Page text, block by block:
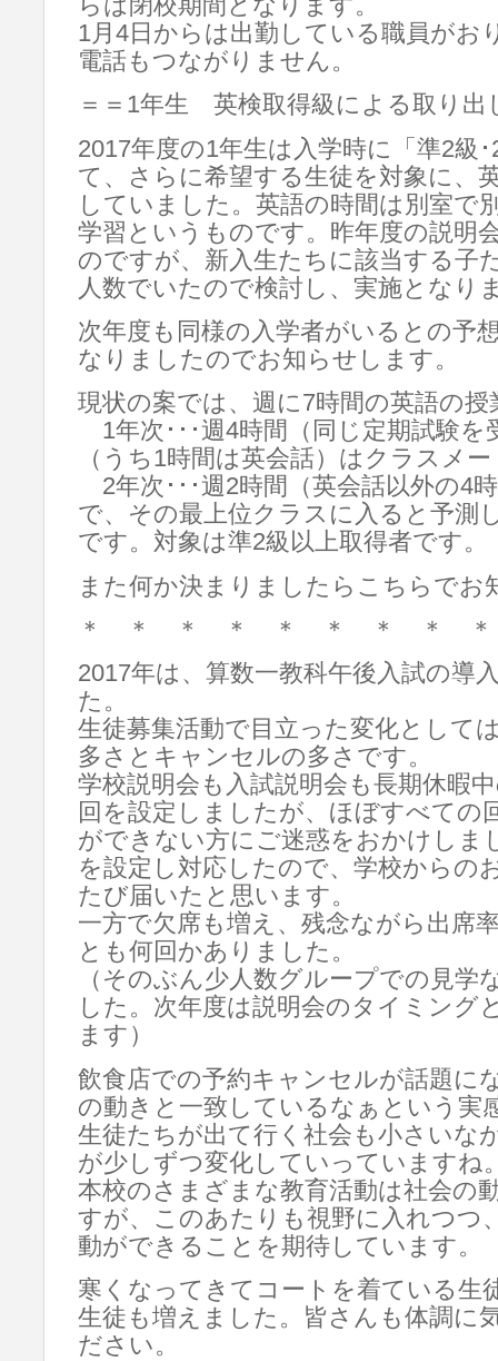
1月4日からは出勤している職員がお
電話もつながりません。
＝＝1年生 英検取得級による取り出
2017年度の1年生は入学時に「準2級
て、さらに希望する生徒を対象に、
していました。英語の時間は別室で
学習というものです。昨年度の説明
のですが、新入生たちに該当する子
人数でいたので検討し、実施となり
次年度も同様の入学者がいるとの予
なりましたのでお知らせします。
現状の案では、週に7時間の英語の授
1年次･･･週4時間（同じ定期試験を
（うち1時間は英会話）はクラスメ
2年次･･･週2時間（英会話以外の4
で、その最上位クラスに入ると予測
です。対象は準2級以上取得者です。
また何か決まりましたらこちらでお
＊ ＊ ＊ ＊ ＊ ＊ ＊ ＊
2017年は、算数一教科午後入試の導
た。
生徒募集活動で目立った変化として
多さとキャンセルの多さです。
学校説明会も入試説明会も長期休暇
回を設定しましたが、ほぼすべての
ができない方にご迷惑をおかけしま
を設定し対応したので、学校からの
たび届いたと思います。
一方で欠席も増え、残念ながら出席
とも何回かありました。
（そのぶん少人数グループでの見学
した。次年度は説明会のタイミング
ます）
飲食店での予約キャンセルが話題に
の動きと一致しているなぁという実
生徒たちが出て行く社会も小さいな
が少しずつ変化していっていますね
本校のさまざまな教育活動は社会の
すが、このあたりも視野に入れつつ
動ができることを期待しています。
寒くなってきてコートを着ている生
生徒も増えました。皆さんも体調に
ださい。